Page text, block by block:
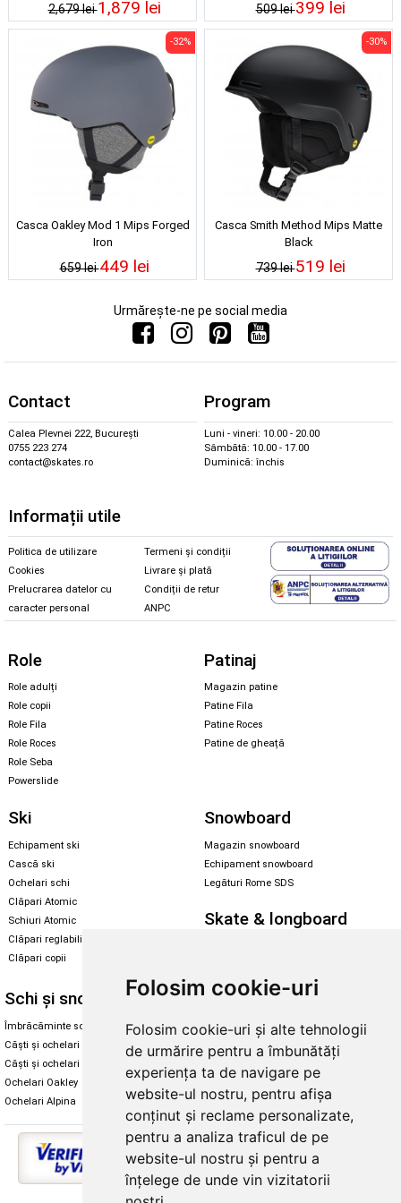
Folosim cookie-uri
Folosim cookie-uri și alte tehnologii
de urmărire pentru a îmbunătăți
experiența ta de navigare pe
website-ul nostru, pentru afișa
conținut și reclame personalizate,
pentru a analiza traficul de pe
website-ul nostru și pentru a
înțelege de unde vin vizitatorii
2,679 lei1,879 lei 509 lei399 lei
Casca Oakley Mod 1 Mips Forged
Iron
659 lei
-32%
449 lei
Casca Smith Method Mips Matte
Black
739 lei
-30%
519 lei
Urmărește-ne pe social media
Contact
Calea Plevnei 222, București
0755 223 274
contact@skates.ro
Program
Luni - vineri: 10.00 - 20.00
Sâmbătă: 10.00 - 17.00
Duminică: închis
Informații utile
Politica de utilizare
Cookies
Prelucrarea datelor cu
caracter personal
Termeni și condiții
Livrare și plată
Condiții de retur
ANPC
Role
Role adulți
Role copii
Role Fila
Role Roces
Role Seba
Powerslide
Patinaj
Magazin patine
Patine Fila
Patine Roces
Patine de gheață
Ski
Echipament ski
Cască ski
Ochelari schi
Clăpari Atomic
Schiuri Atomic
Clăpari reglabili
Clăpari copii
Snowboard
Magazin snowboard
Echipament snowboard
Legături Rome SDS
Skate & longboard
Schi și snowboard
Îmbrăcăminte schi și snowboard
Căști și ochelari de iarnă
Căști și ochelari Alpina
Ochelari Oakley
Ochelari Alpina
Diverse
Cum aleg rolele
Cum aleg ochelarii
Ochelari de soare Oakley
Ochelari de soare Alpina
Intretinere manusi